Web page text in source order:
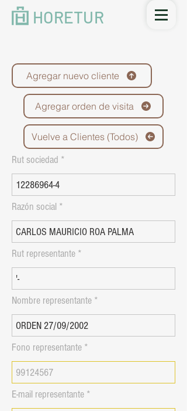
HORETUR
Agregar nuevo cliente
Agregar orden de visita
Vuelve a Clientes (Todos)
Rut sociedad
Razón social
Rut representante
Nombre representante
Fono representante
E-mail representante